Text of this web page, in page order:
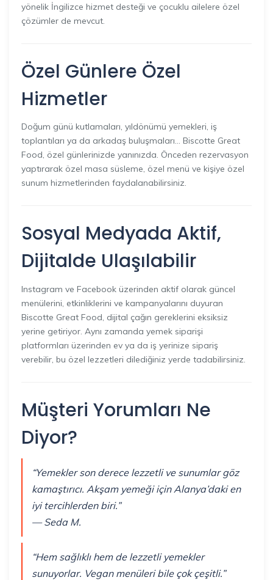
yönelik İngilizce hizmet desteği ve çocuklu ailelere özel
çözümler de mevcut.
Özel Günlere Özel
Hizmetler
Doğum günü kutlamaları, yıldönümü yemekleri, iş
toplantıları ya da arkadaş buluşmaları… Biscotte Great
Food, özel günlerinizde yanınızda. Önceden rezervasyon
yaptırarak özel masa süsleme, özel menü ve kişiye özel
sunum hizmetlerinden faydalanabilirsiniz.
Sosyal Medyada Aktif,
Dijitalde Ulaşılabilir
Instagram ve Facebook üzerinden aktif olarak güncel
menülerini, etkinliklerini ve kampanyalarını duyuran
Biscotte Great Food, dijital çağın gereklerini eksiksiz
yerine getiriyor. Aynı zamanda yemek siparişi
platformları üzerinden ev ya da iş yerinize sipariş
verebilir, bu özel lezzetleri dilediğiniz yerde tadabilirsiniz.
Müşteri Yorumları Ne
Diyor?
“Yemekler son derece lezzetli ve sunumlar göz
kamaştırıcı. Akşam yemeği için Alanya’daki en
iyi tercihlerden biri.”
— Seda M.
“Hem sağlıklı hem de lezzetli yemekler
sunuyorlar. Vegan menüleri bile çok çeşitli.”